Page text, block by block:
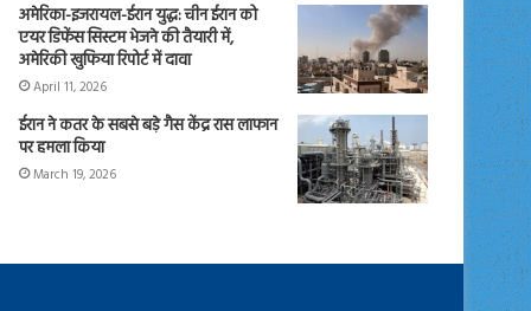
अमेरिका-इजरायल-ईरान युद्ध: चीन ईरान को
एयर डिफेंस सिस्टम भेजने की तैयारी में,
अमेरिकी खुफिया रिपोर्ट में दावा
April 11, 2026
ईरान ने कतर के सबसे बड़े गैस केंद्र रास लाफान
पर हमला किया
March 19, 2026